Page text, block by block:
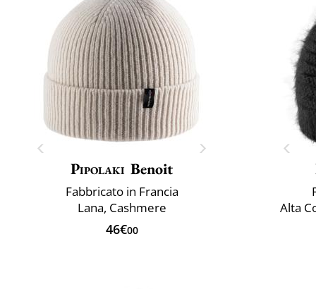
Pipolaki Benoit
Fabbricato in Francia
Lana, Cashmere
46€00
Alta